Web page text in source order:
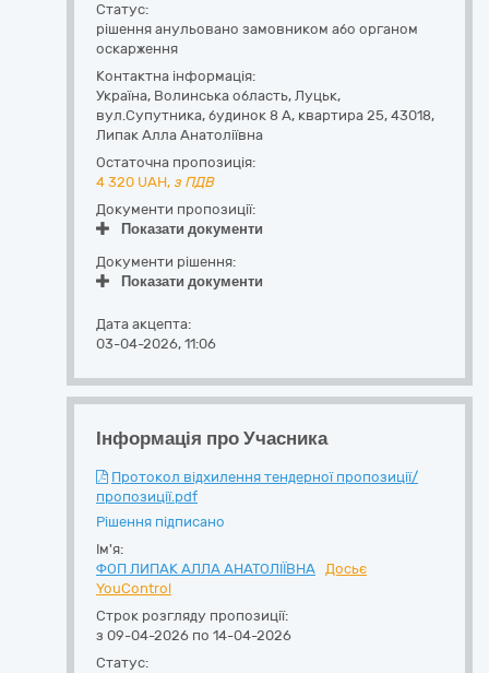
Статус:
рішення анульовано замовником або органом
оскарження
Контактна інформація:
Україна, Волинська область, Луцьк,
вул.Супутника, будинок 8 А, квартира 25, 43018,
Липак Алла Анатоліївна
Остаточна пропозиція:
4 320 UAH, з ПДВ
Документи пропозиції:
Показати документи
Документи рішення:
Показати документи
Дата акцепта:
03-04-2026, 11:06
Інформація про Учасника
Протокол відхилення тендерної пропозиції/
пропозиції.pdf
Рішення підписано
Ім'я:
ФОП ЛИПАК АЛЛА АНАТОЛІЇВНА Досьє
YouControl
Строк розгляду пропозиції:
з 09-04-2026 по 14-04-2026
Статус: